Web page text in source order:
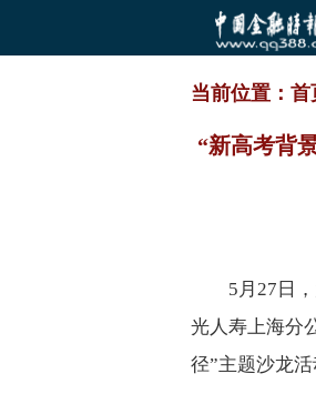
当前位置： 首
“新高考背
5月27日
光人寿上海分
径”主题沙龙